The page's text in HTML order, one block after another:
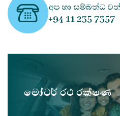
අප හා සම්බන්ධ
+94 11 235 7357
මෝටර් රථ රක්ෂණ